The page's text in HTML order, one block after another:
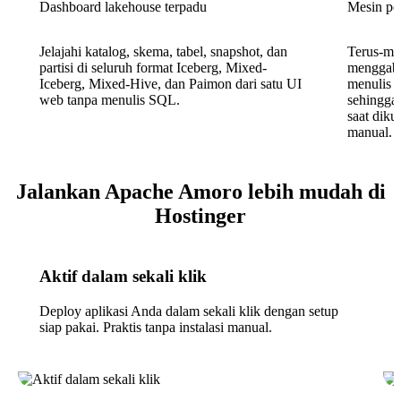
Dashboard lakehouse terpadu
Jelajahi katalog, skema, tabel, snapshot, dan
partisi di seluruh format Iceberg, Mixed-
Iceberg, Mixed-Hive, dan Paimon dari satu UI
web tanpa menulis SQL.
Mesin
Terus-
menulis
saat
manual.
Jalankan Apache Amoro lebih mudah di
Hostinger
Aktif dalam sekali klik
Deploy aplikasi Anda dalam sekali klik dengan setup
siap pakai. Praktis tanpa instalasi manual.